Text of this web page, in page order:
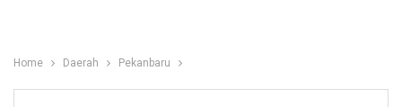
Home Daerah Pekanbaru